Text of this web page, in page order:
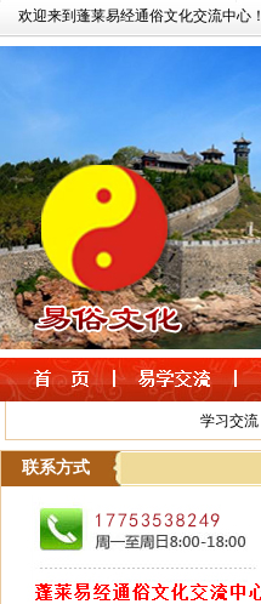
欢迎来到蓬莱易经通俗文化交流中心！
学习交流
联系方式